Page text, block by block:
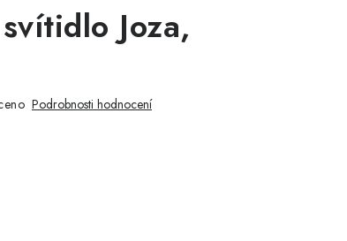
Joza,
Podrobnosti hodnocení